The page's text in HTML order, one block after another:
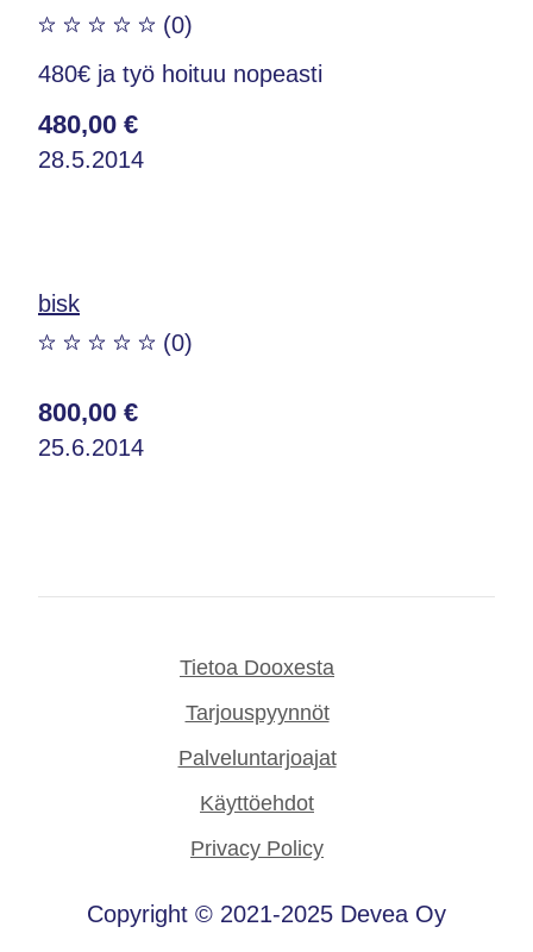
(0)
480€ ja työ hoituu nopeasti
480,00 €
28.5.2014
bisk
(0)
800,00 €
25.6.2014
Tietoa Dooxesta
Tarjouspyynnöt
Palveluntarjoajat
Käyttöehdot
Privacy Policy
Copyright © 2021-2025 Devea Oy